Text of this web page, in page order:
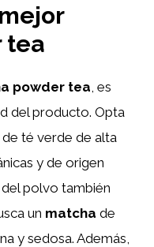
tea
powder tea , es
del producto. Opta
té verde de alta
y de origen
polvo también
un matcha de
y sedosa. Además,